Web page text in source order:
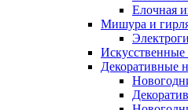
Елочная
Мишура и
Искусственные
Декоративные